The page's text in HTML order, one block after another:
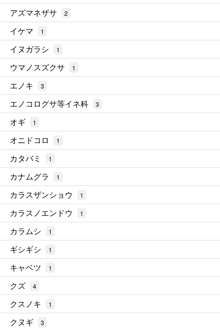
アズマネザサ 2
イケマ 1
イヌガラシ 1
ウマノスズクサ 1
エノキ 3
エノコログサ等イネ科 3
オギ 1
オニドコロ 1
カタバミ 1
カナムグラ 1
カラスザンショウ 1
カラスノエンドウ 1
カラムシ 1
ギシギシ 1
キャベツ 1
クズ 4
クスノキ 1
クヌギ 3